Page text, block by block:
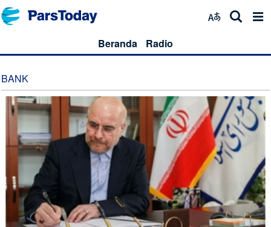
Beranda Radio
BANK